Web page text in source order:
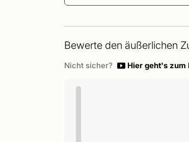
Bewerte den äußerlichen
Nicht sicher? Hier geht's zum